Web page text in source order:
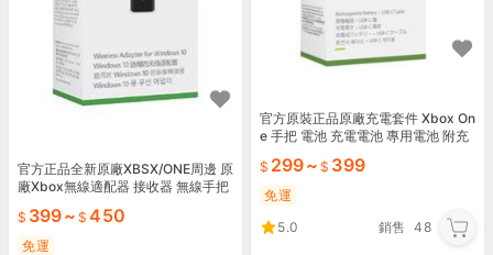
官方正品全新原廠XBSX/ONE周邊 原
廠Xbox無線適配器 接收器 無線手把
399~ 450
免運
官方原裝正品原廠充電套件 Xbox On
e 手把 電池 充電電池 專用電池 附充
299~ 399
免運
5.0
銷售 48